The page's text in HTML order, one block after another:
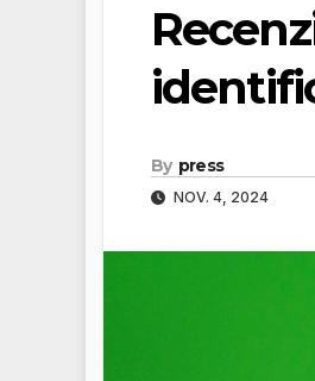
By press
NOV. 4, 2024